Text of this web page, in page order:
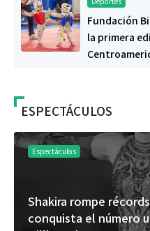
Fundación
la primera
ESPECTÁCULOS
Espectáculos
Shakira rompe
conquista el número